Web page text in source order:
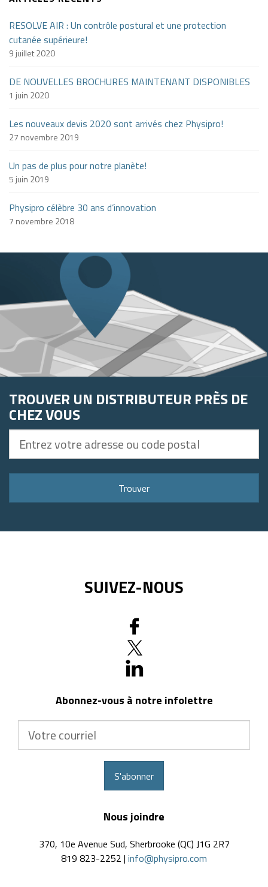
RESOLVE AIR : Un contrôle postural et une protection
cutanée supérieure!
9 juillet 2020
DE NOUVELLES BROCHURES MAINTENANT DISPONIBLES
1 juin 2020
Les nouveaux devis 2020 sont arrivés chez Physipro!
27 novembre 2019
Un pas de plus pour notre planète!
5 juin 2019
Physipro célèbre 30 ans d’innovation
7 novembre 2018
TROUVER UN DISTRIBUTEUR PRÈS DE
CHEZ VOUS
votre
Trouver
SUIVEZ-NOUS
Abonnez-vous à notre infolettre
S'abonner
Nous joindre
370, 10e Avenue Sud, Sherbrooke (QC) J1G 2R7
819 823-2252 | info@physipro.com